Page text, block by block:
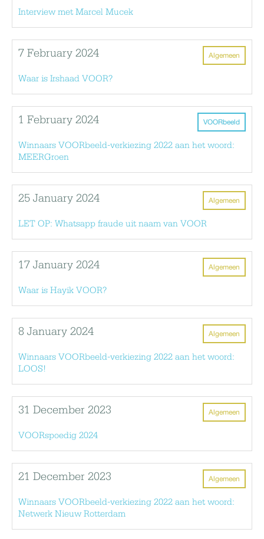
Interview met Marcel Mucek
Algemeen
7 February 2024
Waar is Irshaad VOOR?
VOORbeeld
1 February 2024
Winnaars VOORbeeld-verkiezing 2022 aan het woord:
MEERGroen
Algemeen
25 January 2024
LET OP: Whatsapp fraude uit naam van VOOR
Algemeen
17 January 2024
Waar is Hayik VOOR?
Algemeen
8 January 2024
Winnaars VOORbeeld-verkiezing 2022 aan het woord:
LOOS!
Algemeen
31 December 2023
VOORspoedig 2024
Algemeen
21 December 2023
Winnaars VOORbeeld-verkiezing 2022 aan het woord:
Netwerk Nieuw Rotterdam